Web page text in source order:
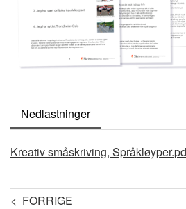
Nedlastninger
Document
Kreativ småskriving,
< FORRIGE